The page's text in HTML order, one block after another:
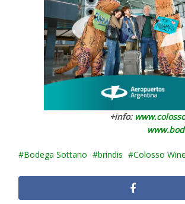
+info:
Bodega Sottano brindis Colosso